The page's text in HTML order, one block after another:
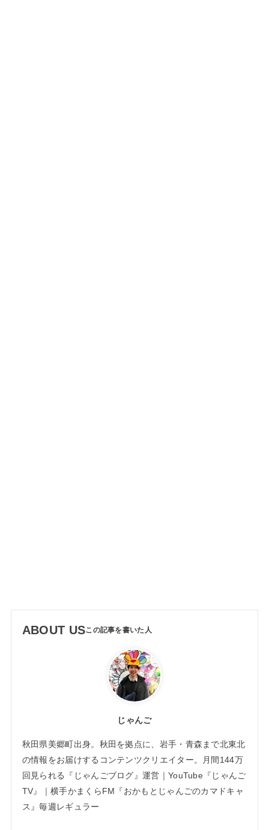
ABOUT US
じゃんご
秋田県美郷町出身。秋田を拠点に、岩手・青森まで北東北
の情報をお届けするコンテンツクリエイター。月間144万
回見られる『じゃんごブログ』運営｜YouTube『じゃんご
TV』｜横手かまくらFM『おかもとじゃんごのカマドキャ
ス』毎週レギュラー